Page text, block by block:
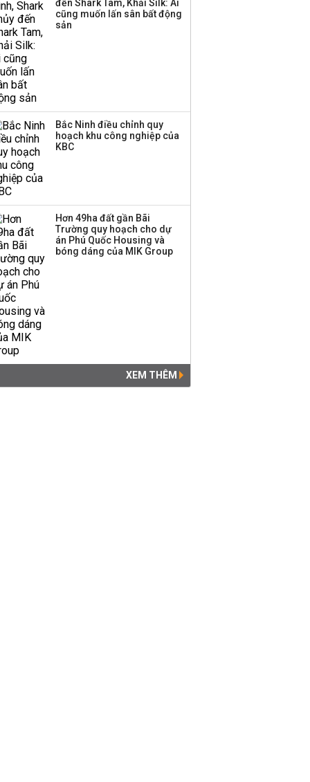
đến Shark Tam, Khải Silk: Ai
cũng muốn lấn sân bất động
sản
Bắc Ninh điều chỉnh quy
hoạch khu công nghiệp của
KBC
Hơn 49ha đất gần Bãi
Trường quy hoạch cho dự
án Phú Quốc Housing và
bóng dáng của MIK Group
XEM THÊM